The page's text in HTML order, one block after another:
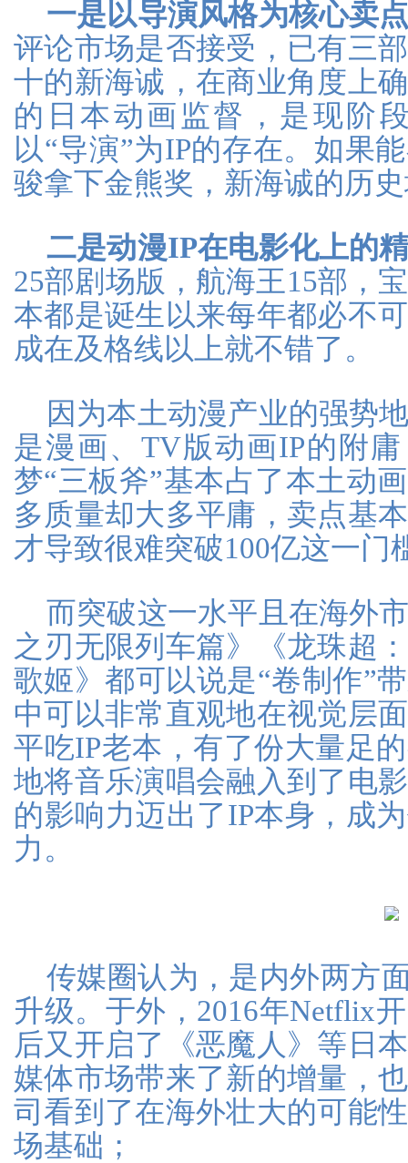
一是以导演风格为核心卖
评论市场是否接受，已有三
十的新海诚，在商业角度上
的日本动画监督，是现阶
以“导演”为IP的存在。如果
骏拿下金熊奖，新海诚的历
二是动漫IP在电影化上的
25部剧场版，航海王15部，
本都是诞生以来每年都必不
成在及格线以上就不错了。
因为本土动漫产业的强势
是漫画、TV版动画IP的附
梦“三板斧”基本占了本土动
多质量却大多平庸，卖点基
才导致很难突破100亿这一门
而突破这一水平且在海外
之刃无限列车篇》《龙珠超
歌姬》都可以说是“卷制作”
中可以非常直观地在视觉层
平吃IP老本，有了份大量足
地将音乐演唱会融入到了电
的影响力迈出了IP本身，成
力。
传媒圈认为，是内外两方
升级。于外，2016年Netflix
后又开启了《恶魔人》等日
媒体市场带来了新的增量，
司看到了在海外壮大的可能
场基础；